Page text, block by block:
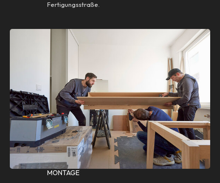
Fertigungsstraße.
MONTAGE